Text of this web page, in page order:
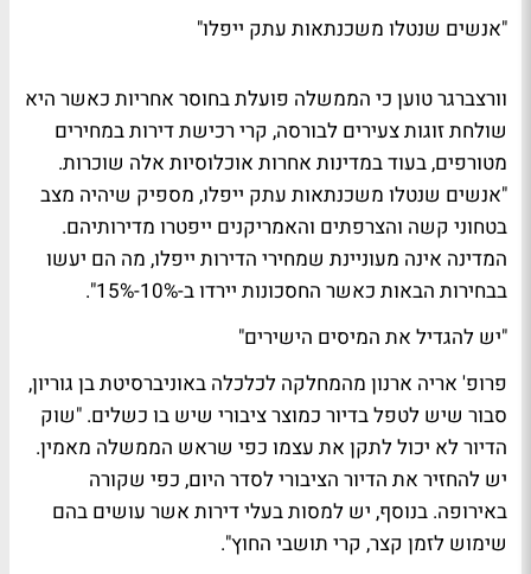
"אנשים שנטלו משכנתאות עתק ייפלו"
וורצברגר טוען כי הממשלה פועלת בחוסר אחריות כאשר היא
שולחת זוגות צעירים לבורסה, קרי רכישת דירות במחירים
מטורפים, בעוד במדינות אחרות אוכלוסיות אלה שוכרות.
"אנשים שנטלו משכנתאות עתק ייפלו, מספיק שיהיה מצב
בטחוני קשה והצרפתים והאמריקנים ייפטרו מדירותיהם.
המדינה אינה מעוניינת שמחירי הדירות ייפלו, מה הם יעשו
בבחירות הבאות כאשר החסכונות יירדו ב-10%-15%".
"יש להגדיל את המיסים הישירים"
פרופ' אריה ארנון מהמחלקה לכלכלה באוניברסיטת בן גוריון,
סבור שיש לטפל בדיור כמוצר ציבורי שיש בו כשלים. "שוק
הדיור לא יכול לתקן את עצמו כפי שראש הממשלה מאמין.
יש להחזיר את הדיור הציבורי לסדר היום, כפי שקורה
באירופה. בנוסף, יש למסות בעלי דירות אשר עושים בהם
שימוש לזמן קצר, קרי תושבי החוץ".